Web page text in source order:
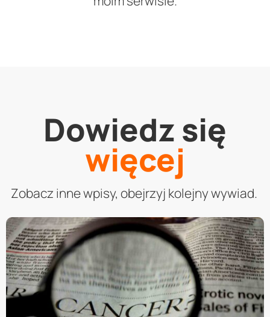
Dowiedz się
więcej
Zobacz inne wpisy, obejrzyj kolejny wywiad.